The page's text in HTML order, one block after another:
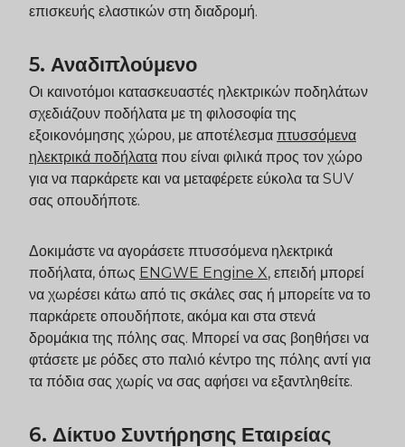
επισκευής ελαστικών στη διαδρομή.
5. Αναδιπλούμενο
Οι καινοτόμοι κατασκευαστές ηλεκτρικών ποδηλάτων
σχεδιάζουν ποδήλατα με τη φιλοσοφία της
εξοικονόμησης χώρου, με αποτέλεσμα πτυσσόμενα
ηλεκτρικά ποδήλατα που είναι φιλικά προς τον χώρο
για να παρκάρετε και να μεταφέρετε εύκολα τα SUV
σας οπουδήποτε.
Δοκιμάστε να αγοράσετε πτυσσόμενα ηλεκτρικά
ποδήλατα, όπως ENGWE Engine X, επειδή μπορεί
να χωρέσει κάτω από τις σκάλες σας ή μπορείτε να το
παρκάρετε οπουδήποτε, ακόμα και στα στενά
δρομάκια της πόλης σας. Μπορεί να σας βοηθήσει να
φτάσετε με ρόδες στο παλιό κέντρο της πόλης αντί για
τα πόδια σας χωρίς να σας αφήσει να εξαντληθείτε.
6. Δίκτυο Συντήρησης Εταιρείας